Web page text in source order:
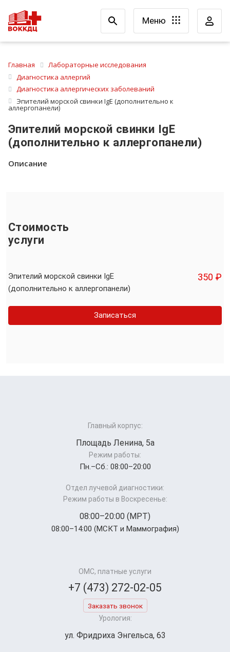
Меню
Главная
Лабораторные исследования
Диагностика аллергий
Диагностика аллергических заболеваний
Эпителий морской свинки IgE (дополнительно к
аллергопанели)
Эпителий морской свинки IgE
(дополнительно к аллергопанели)
Описание
Стоимость
услуги
Эпителий морской свинки IgE
(дополнительно к аллергопанели)
350 ₽
Записаться
Главный корпус:
Площадь Ленина, 5а
Режим работы:
Пн.–Cб.: 08:00–20:00
Отдел лучевой диагностики:
Режим работы в Воскресенье:
08:00–20:00 (МРТ)
08:00–14:00 (МСКТ и Маммография)
ОМС, платные услуги
+7 (473) 272-02-05
Заказать звонок
Урология:
ул. Фридриха Энгельса, 63